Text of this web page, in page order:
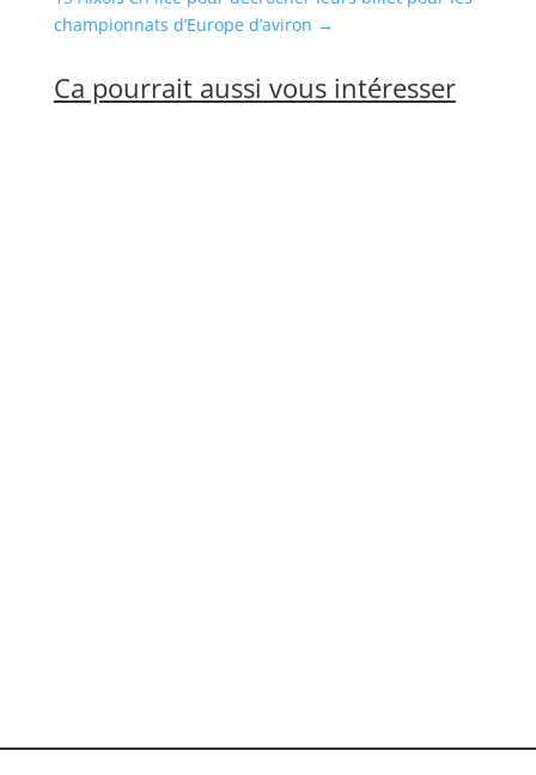
championnats d’Europe d’aviron →
Ca pourrait aussi vous intéresser